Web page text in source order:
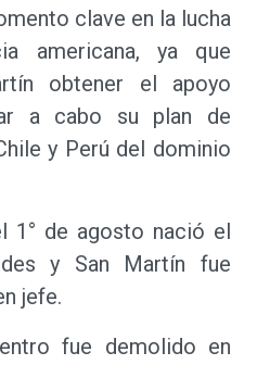
clave en la lucha
americana, ya que
obtener el apoyo
a cabo su plan de
y Perú del dominio
1° de agosto nació el
y San Martín fue
jefe.
fue demolido en